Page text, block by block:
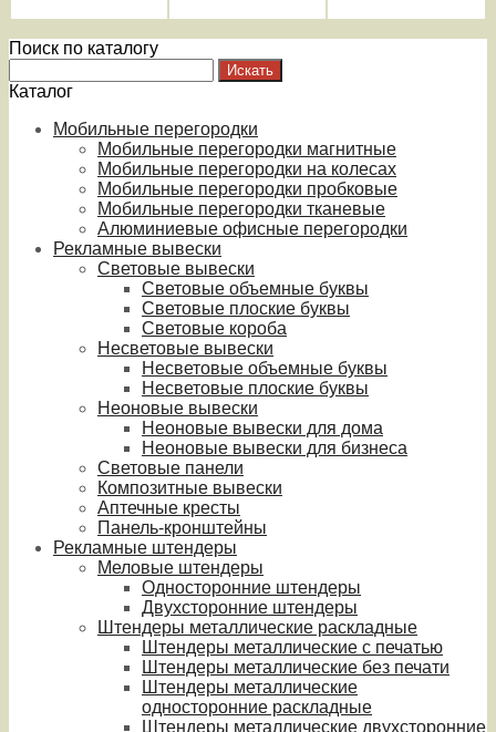
Поиск по каталогу
Каталог
Мобильные перегородки
Мобильные перегородки магнитные
Мобильные перегородки на колесах
Мобильные перегородки пробковые
Мобильные перегородки тканевые
Алюминиевые офисные перегородки
Рекламные вывески
Световые вывески
Световые объемные буквы
Световые плоские буквы
Световые короба
Несветовые вывески
Несветовые объемные буквы
Несветовые плоские буквы
Неоновые вывески
Неоновые вывески для дома
Неоновые вывески для бизнеса
Световые панели
Композитные вывески
Аптечные кресты
Панель-кронштейны
Рекламные штендеры
Меловые штендеры
Односторонние штендеры
Двухсторонние штендеры
Штендеры металлические раскладные
Штендеры металлические с печатью
Штендеры металлические без печати
Штендеры металлические
односторонние раскладные
Штендеры металлические двухсторонние